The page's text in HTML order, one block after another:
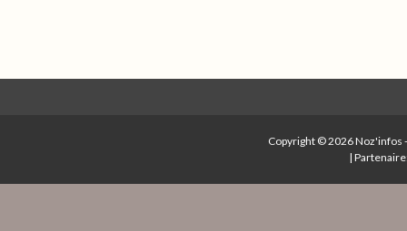
Copyright © 2026Noz'infos
|